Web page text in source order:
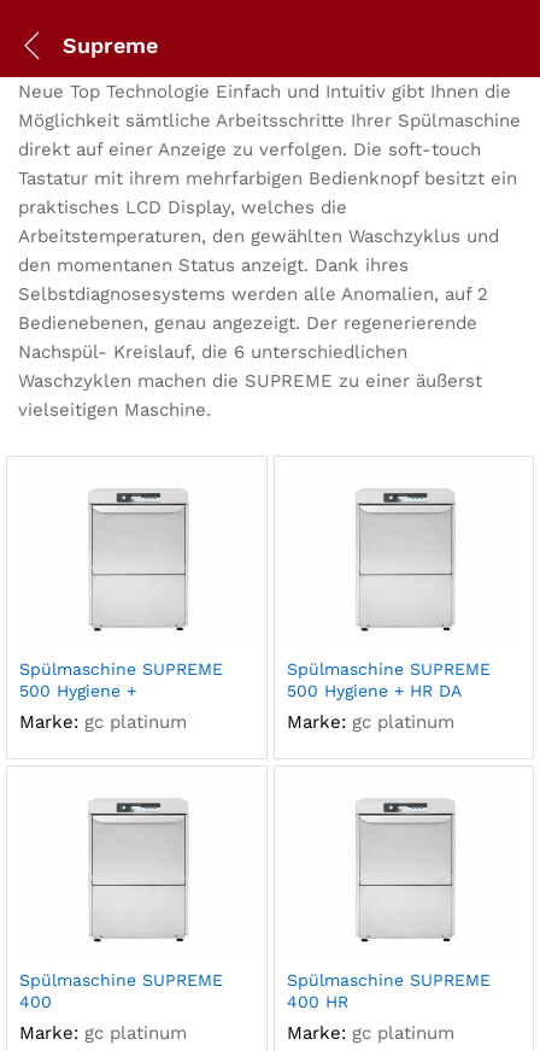
Supreme
Neue Top Technologie Einfach und Intuitiv gibt Ihnen die
Möglichkeit sämtliche Arbeitsschritte Ihrer Spülmaschine
direkt auf einer Anzeige zu verfolgen. Die soft-touch
Tastatur mit ihrem mehrfarbigen Bedienknopf besitzt ein
praktisches LCD Display, welches die
Arbeitstemperaturen, den gewählten Waschzyklus und
den momentanen Status anzeigt. Dank ihres
Selbstdiagnosesystems werden alle Anomalien, auf 2
Bedienebenen, genau angezeigt. Der regenerierende
Nachspül- Kreislauf, die 6 unterschiedlichen
Waschzyklen machen die SUPREME zu einer äußerst
vielseitigen Maschine.
Spülmaschine SUPREME
500 Hygiene +
Marke: gc platinum
Spülmaschine SUPREME
500 Hygiene + HR DA
Marke: gc platinum
Spülmaschine SUPREME
400
Marke: gc platinum
Spülmaschine SUPREME
400 HR
Marke: gc platinum